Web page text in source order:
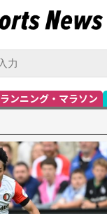
ランニング・マラソン